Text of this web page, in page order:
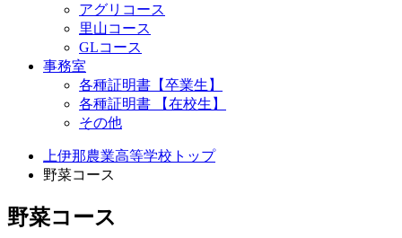
アグリコース
里山コース
GLコース
事務室
各種証明書【卒業生】
各種証明書 【在校生】
その他
上伊那農業高等学校トップ
野菜コース
野菜コース